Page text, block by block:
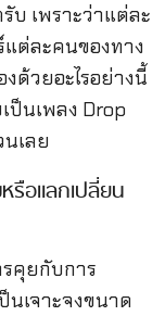
บ เพราะว่าแต่ละ
ต่ละคนของทาง
งด้วยอะไรอย่างนี้
ป็นเพลง Drop
เลย
รือแลกเปลี่ยน
คุยกับการ
นเจาะจงขนาด